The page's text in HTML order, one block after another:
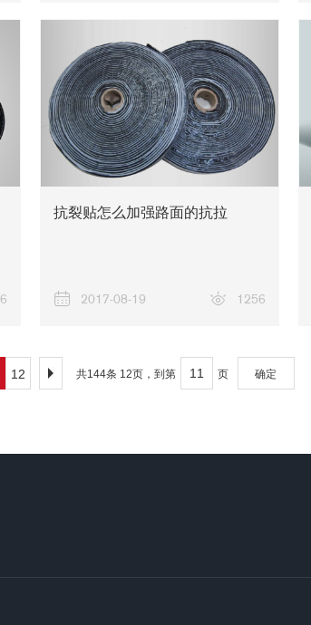
抗裂贴怎么加强路面的抗拉
2017-08-19 1256
12 共144条 12页，到第 页 确定